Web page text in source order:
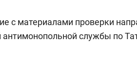
с материалами проверки
службы по